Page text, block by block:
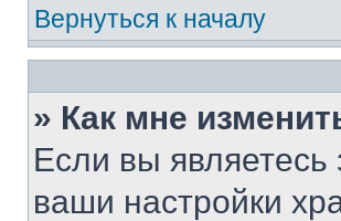
Вернуться к началу
» Как мне
Если вы являетесь
ваши настройки